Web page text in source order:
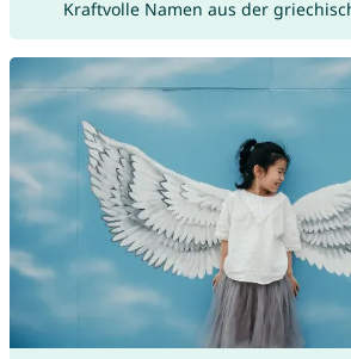
Kraftvolle Namen aus der